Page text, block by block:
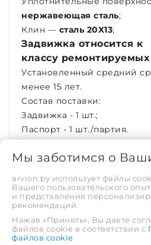
нержавеющая сталь;
Клин — сталь 20X13;
Задвижка относится к
классу
Установленный средний
менее 15 лет.
Состав поставки:
Задвижка - 1 шт.;
Паспорт - 1 шт./партия.
Рабочая среда
Рабочее давление,
Мы заботимся о
arvion.by использует файлы
Вашего пользовательского
и представления
рекомендаций.
Нажав «Принять», Вы даете
файлов cookie в соответствии с
файлов cookie.